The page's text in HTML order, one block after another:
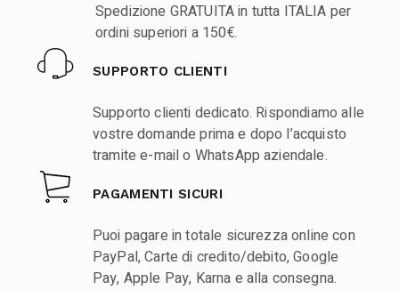
Spedizione GRATUITA in tutta ITALIA per
ordini superiori a 150€.
SUPPORTO CLIENTI
Supporto clienti dedicato. Rispondiamo alle
vostre domande prima e dopo l’acquisto
tramite e-mail o WhatsApp aziendale.
PAGAMENTI SICURI
Puoi pagare in totale sicurezza online con
PayPal, Carte di credito/debito, Google
Pay, Apple Pay, Karna e alla consegna.